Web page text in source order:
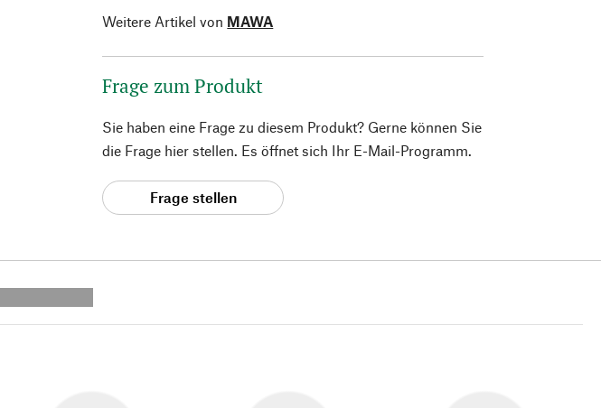
Weitere Artikel von MAWA
Frage zum Produkt
Sie haben eine Frage zu diesem Produkt? Gerne können Sie
die Frage hier stellen. Es öffnet sich Ihr E-Mail-Programm.
Frage stellen